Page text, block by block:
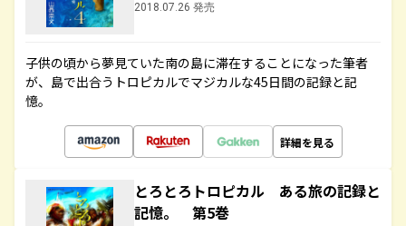
2018.07.26 発売
子供の頃から夢見ていた南の島に滞在することになった筆者
が、島で出合うトロピカルでマジカルな45日間の記録と記
憶。
詳細を見る
とろとろトロピカル ある旅の記録と
記憶。 第5巻